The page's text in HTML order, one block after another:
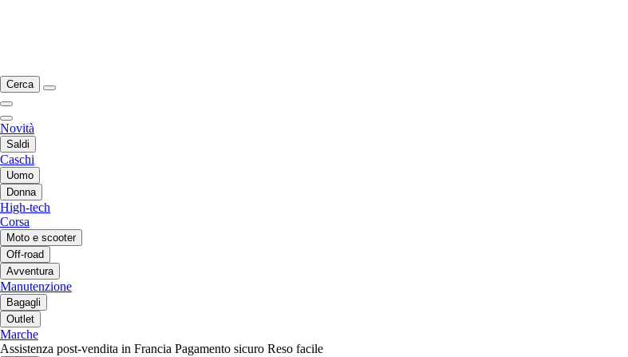
Cerca
Novità
Saldi
Caschi
Uomo
Donna
High-tech
Corsa
Moto e scooter
Off-road
Avventura
Manutenzione
Bagagli
Outlet
Marche
Assistenza post-vendita in Francia Pagamento sicuro Reso facile